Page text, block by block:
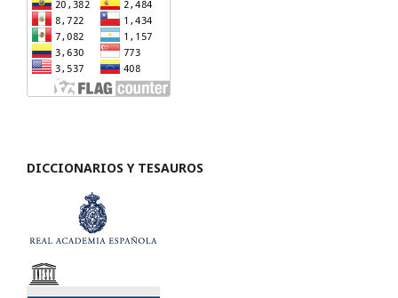
DICCIONARIOS Y TESAUROS